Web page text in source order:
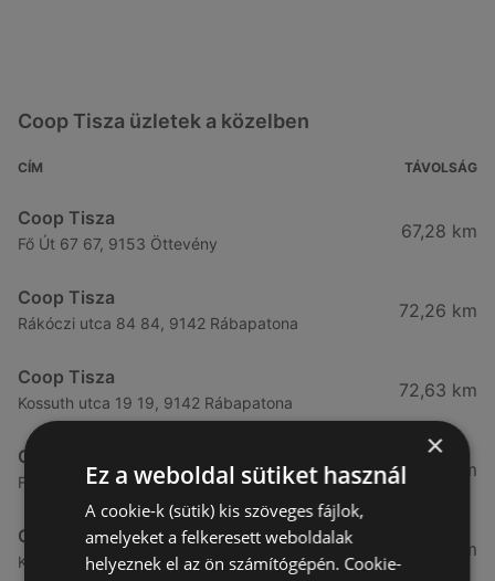
Coop Tisza üzletek a közelben
CÍM TÁVOLSÁG
Coop Tisza
Fő Út 67 67, 9153 Öttevény
67,28 km
Coop Tisza
Rákóczi utca 84 84, 9142 Rábapatona
72,26 km
Coop Tisza
Kossuth utca 19 19, 9142 Rábapatona
72,63 km
Coop Tisza
Fő út 21 21, 9152 Börcs
73,71 km
Coop Tisza
Kossuth tér 20 / a 20 / a, 9184 Kunsziget
74,99 km
×
Ez a weboldal sütiket használ
A cookie-k (sütik) kis szöveges fájlok,
amelyeket a felkeresett weboldalak
helyeznek el az ön számítógépén. Cookie-